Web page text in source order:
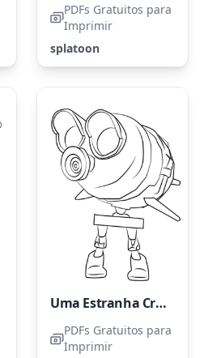
PDFs Gratuitos para
Imprimir
splatoon
Uma Estranha Criatura de Dois Pés
PDFs Gratuitos para
Imprimir